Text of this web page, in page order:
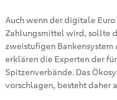
Auch wenn der digitale
Zahlungsmittel wird, sollte
zweistufigen
erklären die Experten der
Spitzenverbände. Das
vorschlagen, besteht daher